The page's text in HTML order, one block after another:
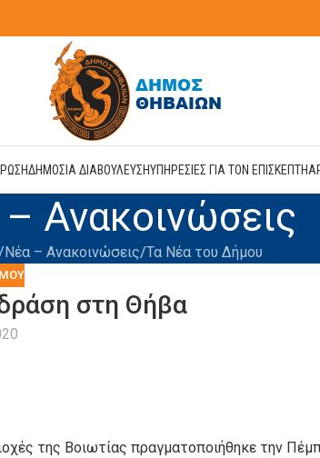
ΔΗΜΟΣΙΑ ΔΙΑΒΟΥΛΕΥΣΗΥΠΗΡΕΣΙΕΣ ΓΙΑ ΤΟΝ ΕΠΙΣΚΕΠΤΗ
Ανακοινώσεις
Νέα – Ανακοινώσεις Τα Νέα του Δήμου
στη Θήβα
της Βοιωτίας πραγματοποιήθηκε την